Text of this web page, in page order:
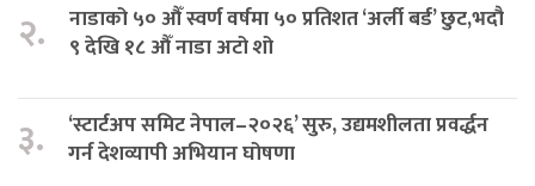
२.
नाडाको ५० औँ स्वर्ण वर्षमा ५० प्रतिशत ‘अर्ली बर्ड’ छुट,भदौ
९ देखि १८ औँ नाडा अटो शो
३.
‘स्टार्टअप समिट नेपाल–२०२६’ सुरु, उद्यमशीलता प्रवर्द्धन
गर्न देशव्यापी अभियान घोषणा